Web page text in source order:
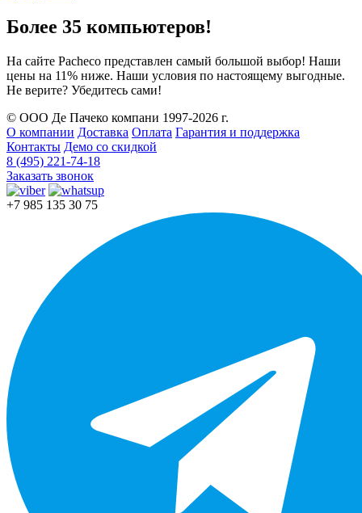
Более 35 компьютеров!
На сайте Pacheco представлен самый большой выбор! Наши
цены на 11% ниже. Наши условия по настоящему выгодные.
Не верите? Убедитесь сами!
© ООО Де Пачеко компани 1997-2026 г.
О компании Доставка Оплата Гарантия и поддержка
Контакты Демо со скидкой
8 (495) 221-74-18
Заказать звонок
+7 985 135 30 75